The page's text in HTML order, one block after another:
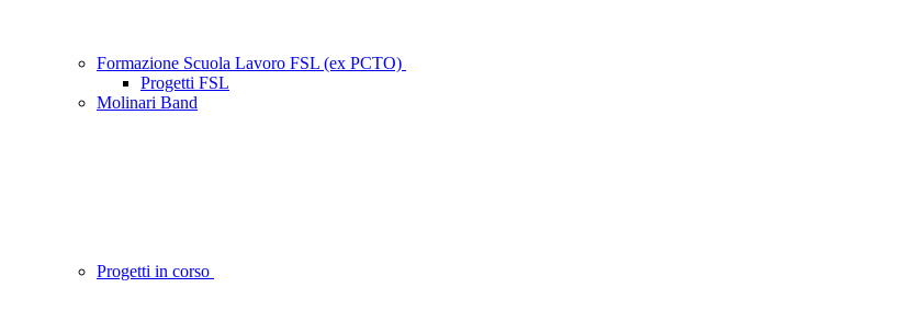
Formazione Scuola Lavoro FSL (ex PCTO)
Progetti FSL
Molinari Band
Progetti in corso